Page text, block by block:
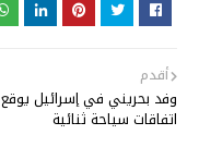
أقدم
وفد بحريني في إسرائيل يوقع
اتفاقات سياحة ثنائية